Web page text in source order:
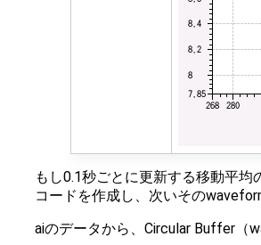
もし0.1秒ごとに更新する移動平
コードを作成し、次いその
aiのデータから、Circular Buffer（